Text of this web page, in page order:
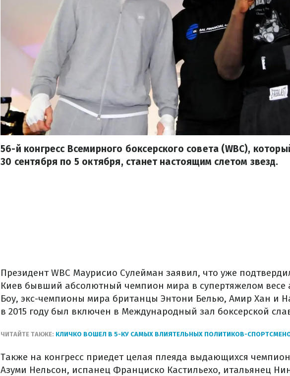
56-й конгресс Всемирного боксерского совета (WBC),
30 сентября по 5 октября, станет настоящим слетом звезд.
Президент WBC Маурисио Сулейман заявил, что уже
Киев бывший абсолютный чемпион мира в супертяжелом весе
Боу, экс-чемпионы мира британцы Энтони Белью, Амир Хан и
в 2015 году был включен в Международный зал боксерской
ЧИТАЙТЕ ТАКЖЕ: КЛИЧКО ВОШЕЛ В 5-КУ САМЫХ ВЛИЯТЕЛЬНЫХ ПОЛИТИКОВ-
Также на конгресс приедет целая плеяда выдающихся
Азуми Нельсон, испанец Франциско Кастильехо, итальянец